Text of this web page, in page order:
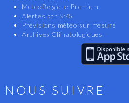
MeteoBelgique Premium
Alertes par SMS
Prévisions météo sur mesure
Archives Climatologiques
NOUS SUIVRE